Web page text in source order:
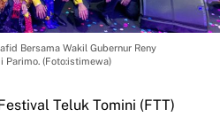
Bersama Wakil Gubernur Reny
Parimo. (Foto:istimewa)
Teluk Tomini (FTT)